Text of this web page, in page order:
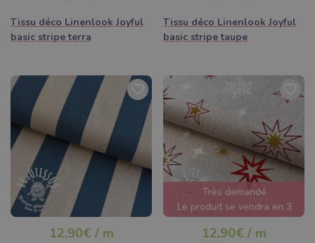
Tissu déco Linenlook Joyful
basic stripe terra
Tissu déco Linenlook Joyful
basic stripe taupe
12,90€ / m
Très demandé
Le produit se vendra en 3
jours
12,90€ / m